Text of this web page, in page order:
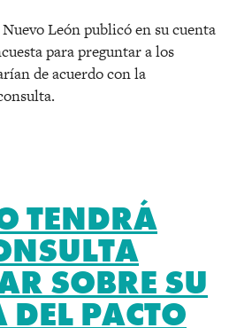
León publicó en su cuenta
para preguntar a los
de acuerdo con la
TENDRÁ
SOBRE SU
PACTO